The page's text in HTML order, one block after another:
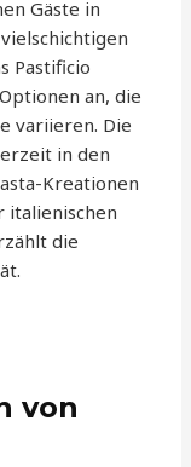
Gäste in
Pastificio
an, die
variieren. Die
in den
Kreationen
italienischen
die
von